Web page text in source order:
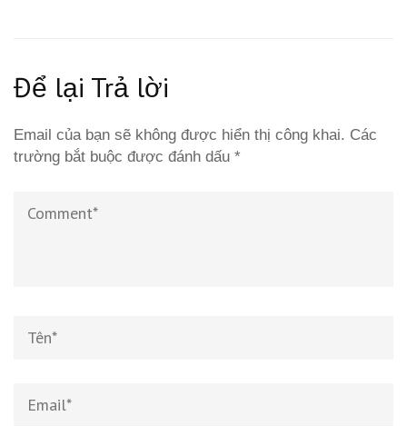
Để lại Trả lời
Email của bạn sẽ không được hiển thị công khai. Các
trường bắt buộc được đánh dấu *